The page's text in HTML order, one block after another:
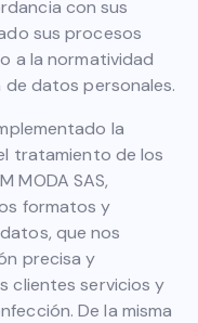
con sus
sus procesos
a la normatividad
datos personales.
la
tratamiento de los
MODA SAS,
formatos y
que nos
precisa y
clientes servicios y
De la misma